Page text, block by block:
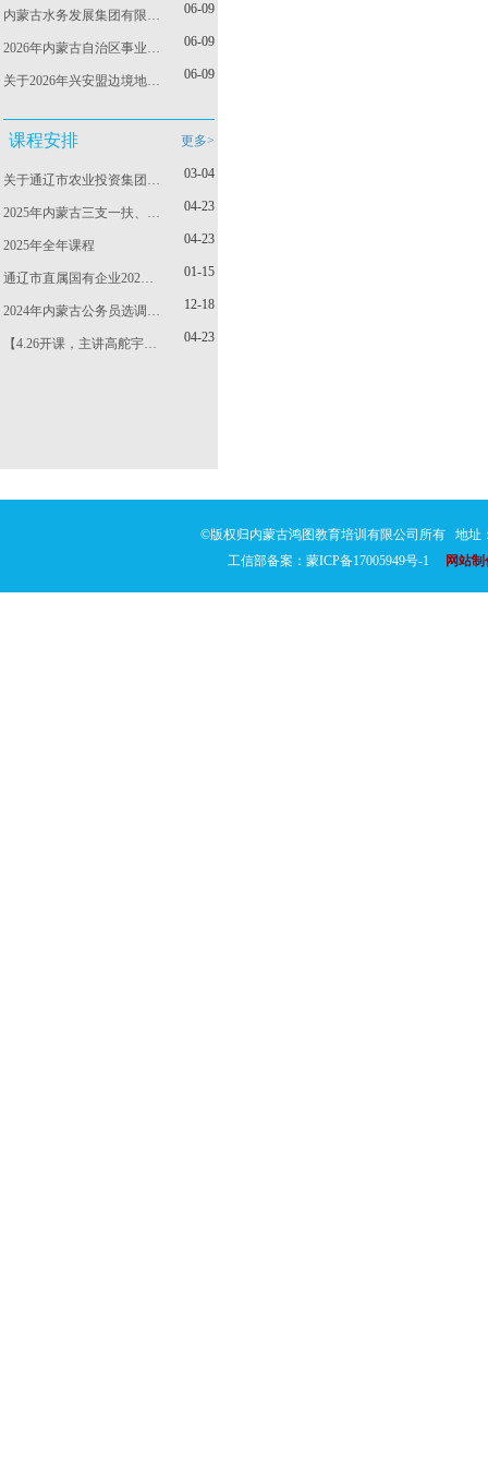
06-09
内蒙古水务发展集团有限…
06-09
2026年内蒙古自治区事业…
06-09
关于2026年兴安盟边境地…
课程安排 更多>
03-04
关于通辽市农业投资集团…
04-23
2025年内蒙古三支一扶、…
04-23
2025年全年课程
01-15
通辽市直属国有企业202…
12-18
2024年内蒙古公务员选调…
04-23
【4.26开课，主讲高舵宇…
©版权归内蒙古鸿图教育培训有限公司所有 地址
工信部备案：蒙ICP备17005949号-1
网站